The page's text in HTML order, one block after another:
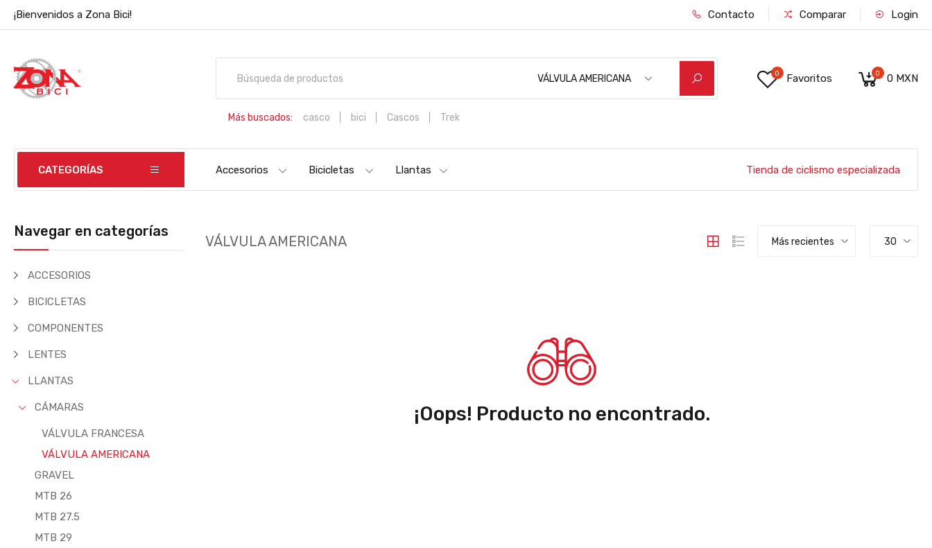
¡Bienvenidos a Zona Bici! Contacto Comparar Login
VÁLVULA AMERICANA
Más buscados: casco bici Cascos
Trek
0 Favoritos 0 0 MXN
CATEGORÍAS Accesorios Bicicletas Llantas Tienda de ciclismo especializada
Navegar en categorías
ACCESORIOS
BICICLETAS
COMPONENTES
LENTES
LLANTAS
CÁMARAS
VÁLVULA FRANCESA
VÁLVULA AMERICANA
GRAVEL
MTB 26
MTB 27.5
MTB 29
VÁLVULA AMERICANA Más recientes 30
¡Oops! Producto no encontrado.